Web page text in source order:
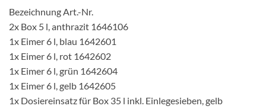
Bezeichnung Art.-Nr.
2x Box 5 l, anthrazit 1646106
1x Eimer 6 l, blau 1642601
1x Eimer 6 l, rot 1642602
1x Eimer 6 l, grün 1642604
1x Eimer 6 l, gelb 1642605
1x Dosiereinsatz für Box 35 l inkl. Einlegesieben, gelb